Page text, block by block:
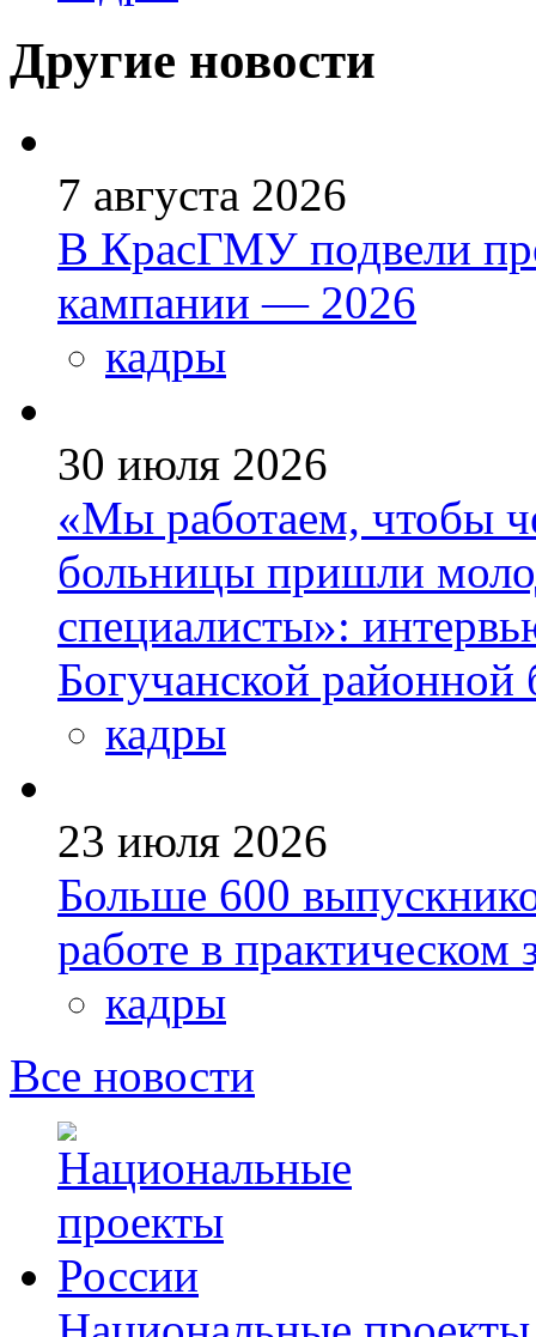
Другие новости
7 августа 2026
В КрасГМУ подвели
кампании — 2026
кадры
30 июля 2026
«Мы работаем, чтобы
больницы пришли
специалисты»:
Богучанской
кадры
23 июля 2026
Больше 600
работе в практическом
кадры
Все новости